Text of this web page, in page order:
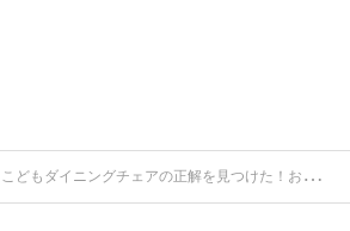
こどもダイニングチェアの正解を見つけた！おしゃれで高さもちょうどいいオススメを紹介します